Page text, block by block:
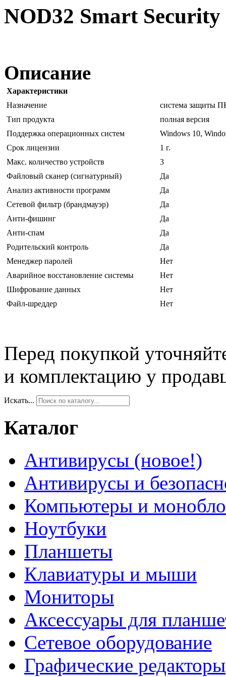
NOD32 Smart
Описание
Характеристики
Назначение
система защиты
Тип продукта
полная версия
Поддержка операционных систем
Windows 10,
Срок лицензии
1 г.
Макс. количество устройств
3
Файловый сканер (сигнатурный)
Да
Анализ активности программ
Да
Сетевой фильтр (брандмауэр)
Да
Анти-фишинг
Да
Анти-спам
Да
Родительский контроль
Да
Менеджер паролей
Нет
Аварийное восстановление системы
Нет
Шифрование данных
Нет
Файл-шреддер
Нет
Перед покупкой
и комплектацию у
Искать...
Каталог
Антивирусы (новое!)
Антивирусы и
Компьютеры и
Ноутбуки
Планшеты
Клавиатуры и мыши
Мониторы
Аксессуары для
Сетевое оборудование
Графические редакторы